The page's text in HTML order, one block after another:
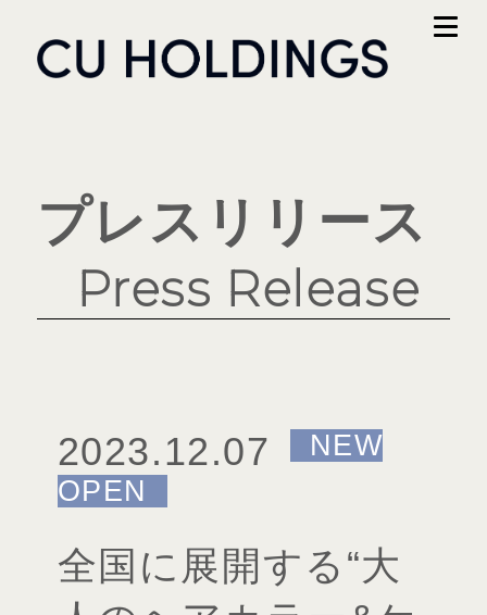
プレスリリース
Press Release
2023.12.07
全国に展開する“大